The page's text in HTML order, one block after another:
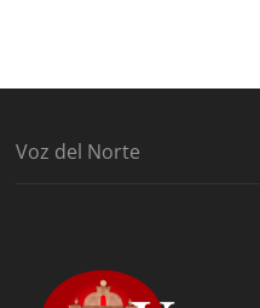
Voz del Norte